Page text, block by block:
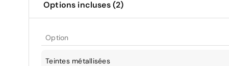
Options incluses (2)
Option
Teintes métallisées